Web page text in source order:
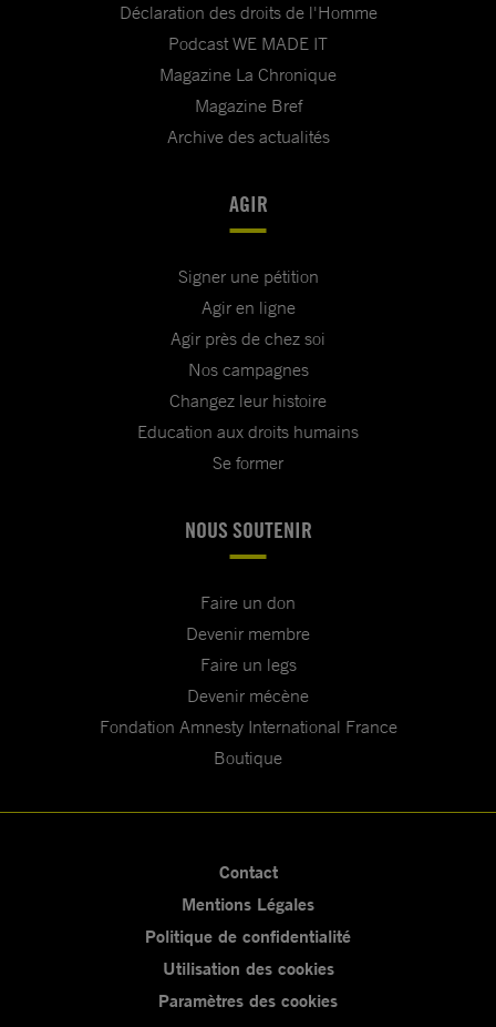
Déclaration des droits de l'Homme
Podcast WE MADE IT
Magazine La Chronique
Magazine Bref
Archive des actualités
AGIR
Signer une pétition
Agir en ligne
Agir près de chez soi
Nos campagnes
Changez leur histoire
Education aux droits humains
Se former
NOUS SOUTENIR
Faire un don
Devenir membre
Faire un legs
Devenir mécène
Fondation Amnesty International France
Boutique
Contact
Mentions Légales
Politique de confidentialité
Utilisation des cookies
Paramètres des cookies